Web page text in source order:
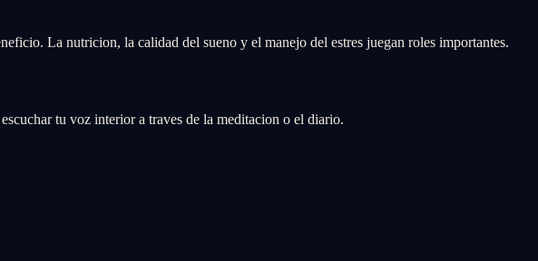
La nutricion, la calidad del sueno y el manejo del estres juegan roles importantes.
tu voz interior a traves de la meditacion o el diario.